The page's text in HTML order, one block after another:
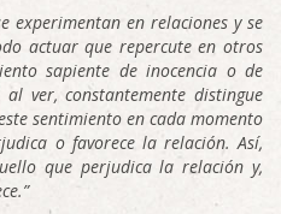
experimentan en relaciones y se
actuar que repercute en otros
sapiente de inocencia o de
ver, constantemente distingue
sentimiento en cada momento
o favorece la relación. Así,
que perjudica la relación y,